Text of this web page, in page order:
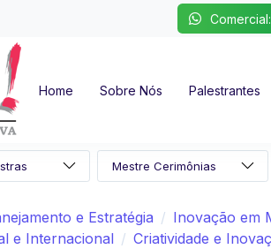
Home Sobre Nós Palestrantes
e Estratégia Inovação em
e Internacional Criatividade e